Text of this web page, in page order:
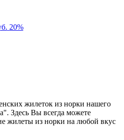
20%
жилеток из норки нашего
Здесь Вы всегда можете
жилеты из норки на любой вкус